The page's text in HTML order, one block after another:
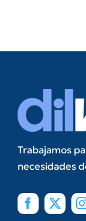
Trabajamos
necesidades